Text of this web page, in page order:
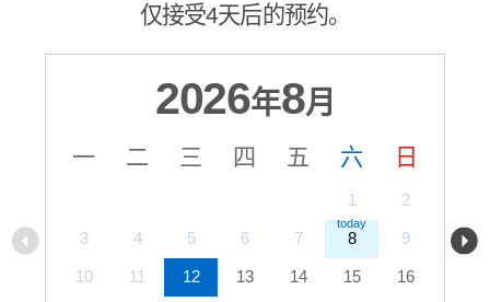
仅接受4天后的预约。
2026年8月
一 二 三 四 五 六 日
1 2
3 4 5 6 7 8 9
10 11 12 13 14 15 16